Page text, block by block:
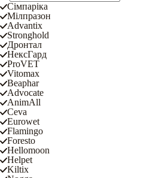
Сімпаріка
Мілпразон
Advantix
Stronghold
Дронтал
НексГард
ProVET
Vitomax
Beaphar
Advocate
AnimAll
Ceva
Eurowet
Flamingo
Foresto
Hellomoon
Helpet
Kiltix